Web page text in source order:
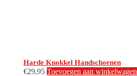
Harde Knokkel Handschoenen
€29,95 Toevoegen aan winkelwagen